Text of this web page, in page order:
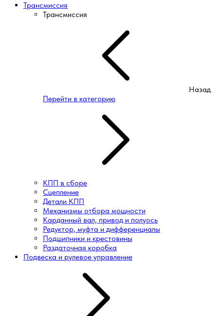
Трансмиссия
Трансмиссия
Назад
Перейти в категорию
КПП в сборе
Сцепление
Детали КПП
Механизмы отбора мощности
Карданный вал, привод и полуось
Редуктор, муфта и дифференциалы
Подшипники и крестовины
Раздаточная коробка
Подвеска и рулевое управление